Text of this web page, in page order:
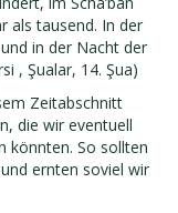
als tausend. In der
in der Nacht der
, Şualar, 14. Şua)
Zeitabschnitt
die wir eventuell
könnten. So sollten
ernten soviel wir